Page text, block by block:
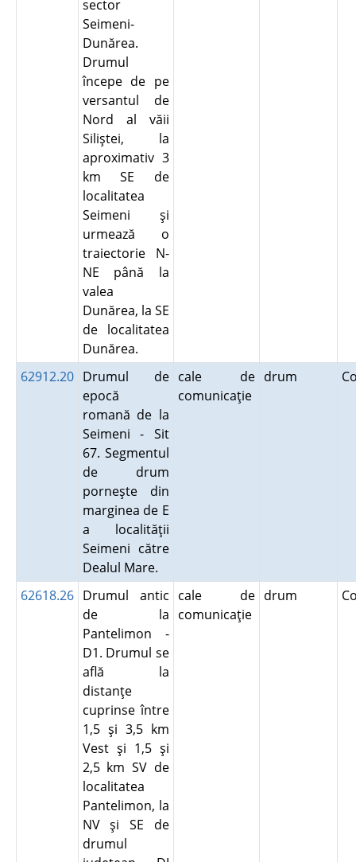
sector
Seimeni-
Dunărea.
Drumul
începe de pe
versantul de
Nord al văii
Siliştei, la
aproximativ 3
km SE de
localitatea
Seimeni şi
urmează o
traiectorie N-
NE până la
valea
Dunărea, la SE
de localitatea
Dunărea.
62912.20 Drumul de
epocă
romană de la
Seimeni - Sit
67. Segmentul
de drum
porneşte din
marginea de E
a localităţii
Seimeni către
Dealul Mare.
cale de
comunicaţie
drum
62618.26 Drumul antic
de la
Pantelimon -
D1. Drumul se
află la
distanţe
cuprinse între
1,5 şi 3,5 km
Vest şi 1,5 şi
2,5 km SV de
localitatea
Pantelimon, la
NV şi SE de
drumul
cale de
comunicaţie
drum